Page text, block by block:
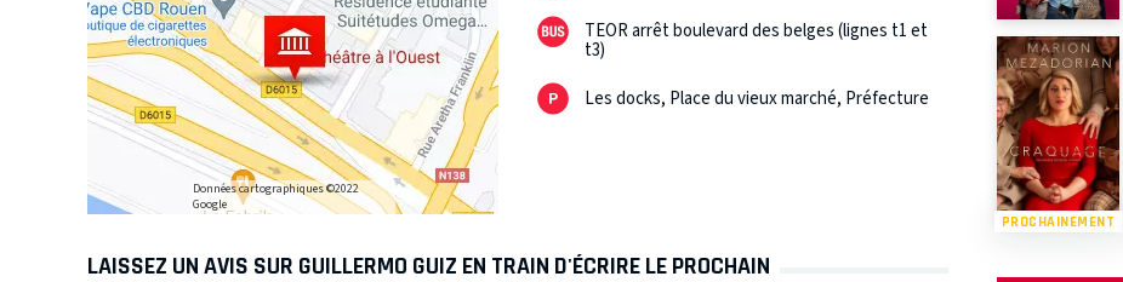
Données cartographiques ©2022
Google
TEOR arrêt boulevard des belges (lignes t1 et
t3)
Les docks, Place du vieux marché, Préfecture
LAISSEZ UN AVIS SUR GUILLERMO GUIZ EN TRAIN D'ÉCRIRE LE PROCHAIN
PROCHAINEMENT